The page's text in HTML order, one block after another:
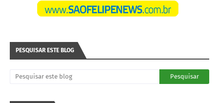
PESQUISAR ESTE BLOG